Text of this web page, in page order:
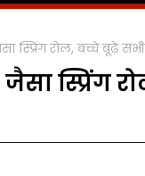
स्प्रिंग रोल, बच्चे बूढ़े
स्प्रिंग